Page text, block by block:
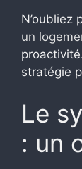
N’oubliez
un
stratégie
Le
: un